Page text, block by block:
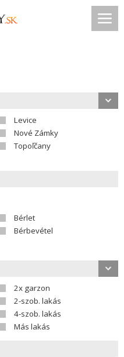
Levice
Nové Zámky
Topoľčany
Bérlet
Bérbevétel
2x garzon
2-szob. lakás
4-szob. lakás
Más lakás